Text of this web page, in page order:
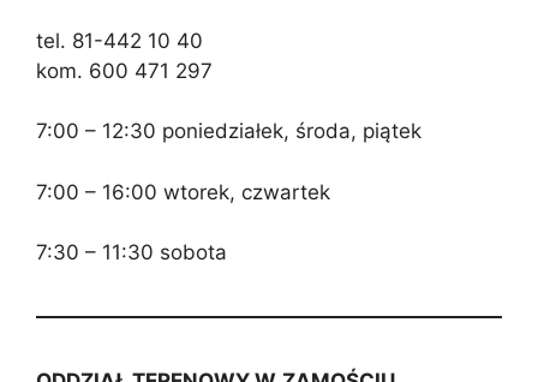
tel. 81-442 10 40
kom. 600 471 297
7:00 – 12:30 poniedziałek, środa, piątek
7:00 – 16:00 wtorek, czwartek
7:30 – 11:30 sobota